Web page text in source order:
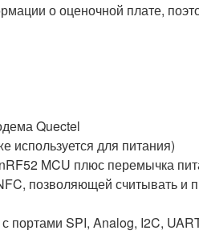
о оценочной плате,
Quectel
используется для питания)
MCU плюс перемычка
позволяющей считывать и
портами SPI, Analog, I2C,